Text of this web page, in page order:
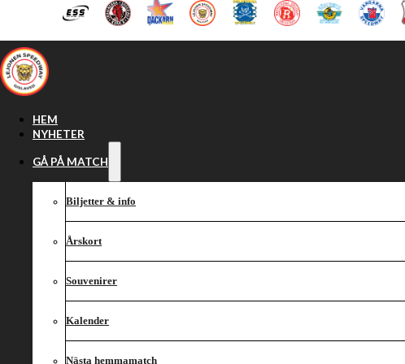
Hoppa till huvudinnehåll Hoppa till sidfot
HEM
NYHETER
GÅ PÅ MATCH
Biljetter & info
Årskort
Souvenirer
Kalender
Nästa hemmamatch